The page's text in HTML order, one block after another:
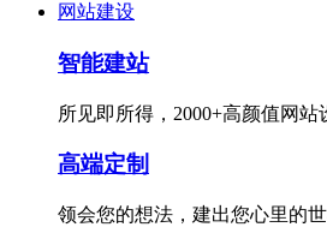
网站建设
智能建站
所见即所得，2000+高颜值网站
高端定制
领会您的想法，建出您心里的